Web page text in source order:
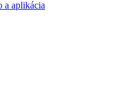
a aplikácia